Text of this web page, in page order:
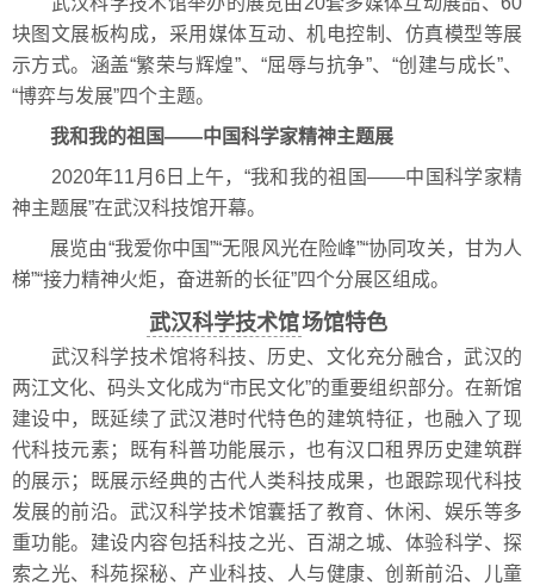
块图文展板构成，采用媒体互动、机电控制、仿真模型等展
示方式。涵盖“繁荣与辉煌”、“屈辱与抗争”、“创建与成长”、
“博弈与发展”四个主题。
我和我的祖国——中国科学家精神主题展
2020年11月6日上午，“我和我的祖国——中国科学家精
神主题展”在武汉科技馆开幕。
展览由“我爱你中国”“无限风光在险峰”“协同攻关，甘为人
梯”“接力精神火炬，奋进新的长征”四个分展区组成。
武汉科学技术馆场馆特色
武汉科学技术馆将科技、历史、文化充分融合，武汉的
两江文化、码头文化成为“市民文化”的重要组织部分。在新馆
建设中，既延续了武汉港时代特色的建筑特征，也融入了现
代科技元素；既有科普功能展示，也有汉口租界历史建筑群
的展示；既展示经典的古代人类科技成果，也跟踪现代科技
发展的前沿。武汉科学技术馆囊括了教育、休闲、娱乐等多
重功能。建设内容包括科技之光、百湖之城、体验科学、探
索之光、科苑探秘、产业科技、人与健康、创新前沿、儿童